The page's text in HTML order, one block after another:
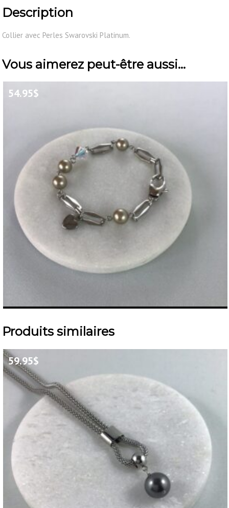
Description
Collier avec Perles Swarovski Platinum.
Vous aimerez peut-être aussi…
54.95$
Produits similaires
59.95$